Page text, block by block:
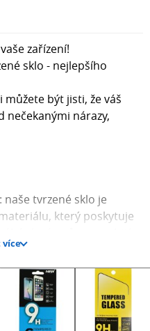
zařízení!
sklo - nejlepšího
být jisti, že váš
nečekanými nárazy,
naše tvrzené sklo je
který poskytuje
speciální povrchová
povrch, který odolává
a zároveň
tvrzené sklo je
více